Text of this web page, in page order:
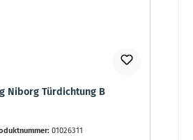
Niborg Türdichtung B
01026311